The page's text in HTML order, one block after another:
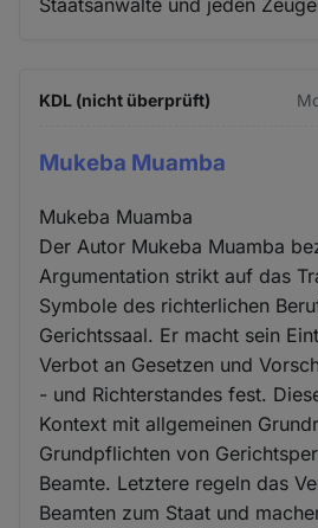
KDL (nicht überprüft)
Mukeba Muamba
Mukeba Muamba
Der Autor Mukeba Muamba
Argumentation strikt auf das
Symbole des richterlichen
Gerichtssaal. Er macht sein
Verbot an Gesetzen und
- und Richterstandes fest.
Kontext mit allgemeinen
Grundpflichten von
Beamte. Letztere regeln das
Beamten zum Staat und